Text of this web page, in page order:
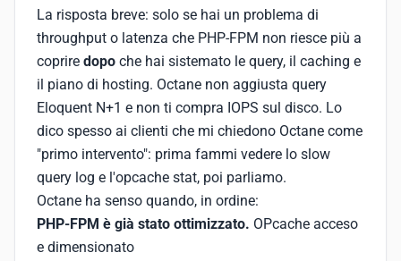
La risposta breve: solo se hai un problema di
throughput o latenza che PHP-FPM non riesce più a
coprire dopo che hai sistemato le query, il caching e
il piano di hosting. Octane non aggiusta query
Eloquent N+1 e non ti compra IOPS sul disco. Lo
dico spesso ai clienti che mi chiedono Octane come
"primo intervento": prima fammi vedere lo slow
query log e l'opcache stat, poi parliamo.
Octane ha senso quando, in ordine:
PHP-FPM è già stato ottimizzato. OPcache acceso
e dimensionato